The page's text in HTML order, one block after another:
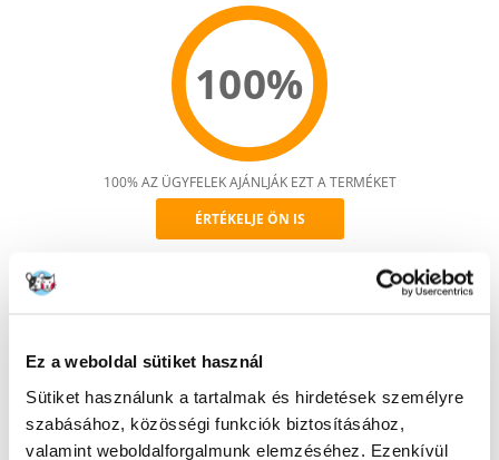
Ez a weboldal sütiket használ
Sütiket használunk a tartalmak és hirdetések személyre
szabásához, közösségi funkciók biztosításához,
valamint weboldalforgalmunk elemzéséhez. Ezenkívül
100%
Recommend
100% AZ ÜGYFELEK AJÁNLJÁK EZT A TERMÉKET
ÉRTÉKELJE ÖN IS
Leírás
friss, fagyasztásmentes baromfihús (20%) és a gyümölcs hozzáadása. A
minden kistestű kutyának is ajánlott. A gyümölcsöket egy kényelmes
dobozba zárják, amely frissességmegőrző rendszerrel rendelkezik
(többszörös nyitás és zárás).